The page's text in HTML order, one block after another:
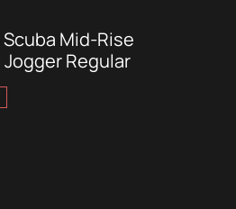
Mid-Rise
Regular